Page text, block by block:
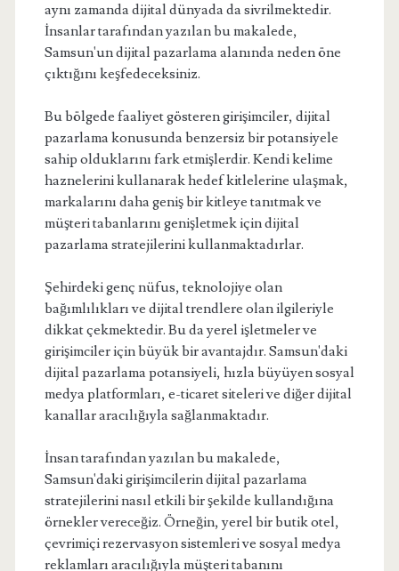
aynı zamanda dijital dünyada da sivrilmektedir.
İnsanlar tarafından yazılan bu makalede,
Samsun'un dijital pazarlama alanında neden öne
çıktığını keşfedeceksiniz.
Bu bölgede faaliyet gösteren girişimciler, dijital
pazarlama konusunda benzersiz bir potansiyele
sahip olduklarını fark etmişlerdir. Kendi kelime
haznelerini kullanarak hedef kitlelerine ulaşmak,
markalarını daha geniş bir kitleye tanıtmak ve
müşteri tabanlarını genişletmek için dijital
pazarlama stratejilerini kullanmaktadırlar.
Şehirdeki genç nüfus, teknolojiye olan
bağımlılıkları ve dijital trendlere olan ilgileriyle
dikkat çekmektedir. Bu da yerel işletmeler ve
girişimciler için büyük bir avantajdır. Samsun'daki
dijital pazarlama potansiyeli, hızla büyüyen sosyal
medya platformları, e-ticaret siteleri ve diğer dijital
kanallar aracılığıyla sağlanmaktadır.
İnsan tarafından yazılan bu makalede,
Samsun'daki girişimcilerin dijital pazarlama
stratejilerini nasıl etkili bir şekilde kullandığına
örnekler vereceğiz. Örneğin, yerel bir butik otel,
çevrimiçi rezervasyon sistemleri ve sosyal medya
reklamları aracılığıyla müşteri tabanını